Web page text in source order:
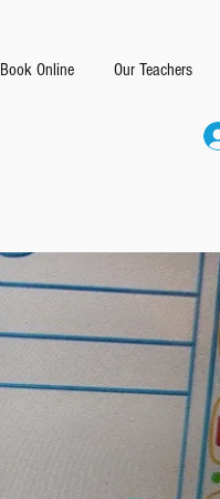
Book Online Our Teachers